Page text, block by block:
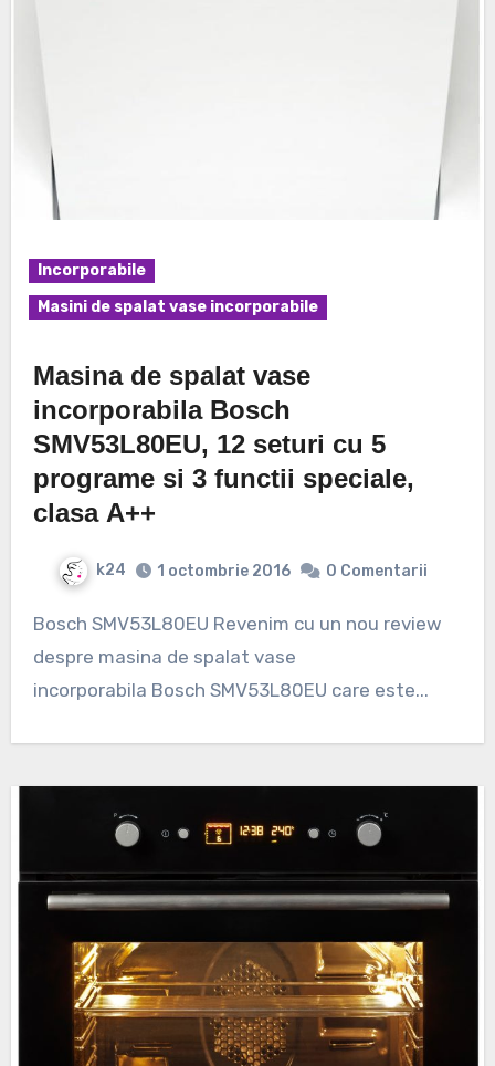
Incorporabile
Masini de spalat vase incorporabile
Masina de spalat vase
incorporabila Bosch
SMV53L80EU, 12 seturi cu 5
programe si 3 functii speciale,
clasa A++
k24 1 octombrie 2016 0 Comentarii
Bosch SMV53L80EU Revenim cu un nou review
despre masina de spalat vase
incorporabila Bosch SMV53L80EU care este...